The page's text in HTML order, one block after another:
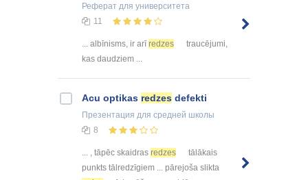
Реферат для университета
11
... albīnisms, ir arīredzes
traucējumi,
kas daudziem ...
Acu optikas redzes defekti
Презентация для средней школы
8
... , tāpēc skaidras redzes
tālākais
punkts tālredzīgiem ... pārejoša slikta